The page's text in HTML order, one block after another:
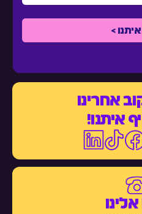
אחרינו
איתנו!
אלינו